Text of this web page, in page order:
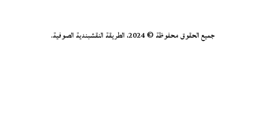
جميع الحقوق محفوظة © 2024، الطريقة النقشبندية الصوفية.